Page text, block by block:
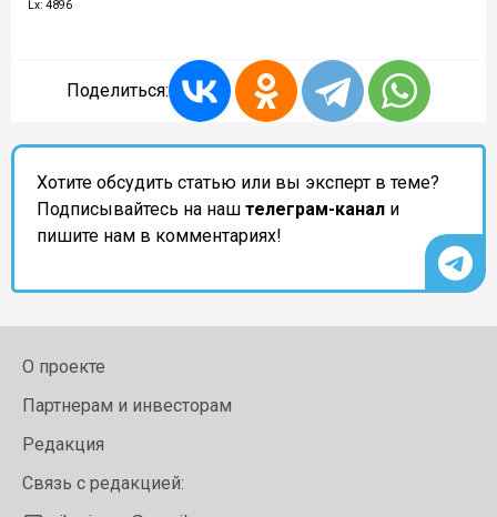
Lx: 4896
Поделиться:
Хотите обсудить статью или вы эксперт в теме?
Подписывайтесь на наш телеграм-канал и
пишите нам в комментариях!
О проекте
Партнерам и инвесторам
Редакция
Связь с редакцией: